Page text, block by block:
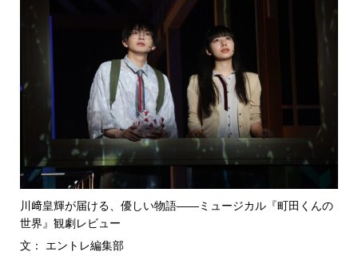
川﨑皇輝が届ける、優しい物語――ミュージカル『町田くんの
世界』観劇レビュー
文： エントレ編集部